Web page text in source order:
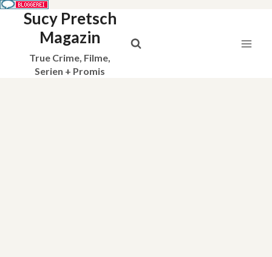
Sucy Pretsch
Magazin
True Crime, Filme,
Serien + Promis